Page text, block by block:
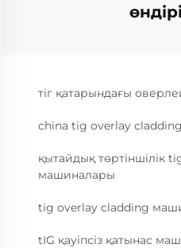
тіг қатарындағы
china tig overlay
қытайдық төртіншілік
машиналары
tig overlay cladding
tIG қауіпсіз қатынас